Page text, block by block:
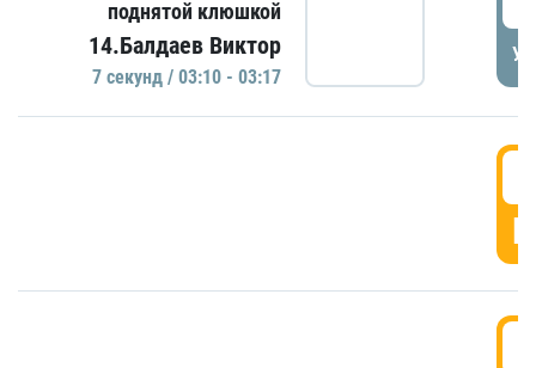
поднятой клюшкой
14.Балдаев Виктор
7 секунд / 03:10 - 03:17